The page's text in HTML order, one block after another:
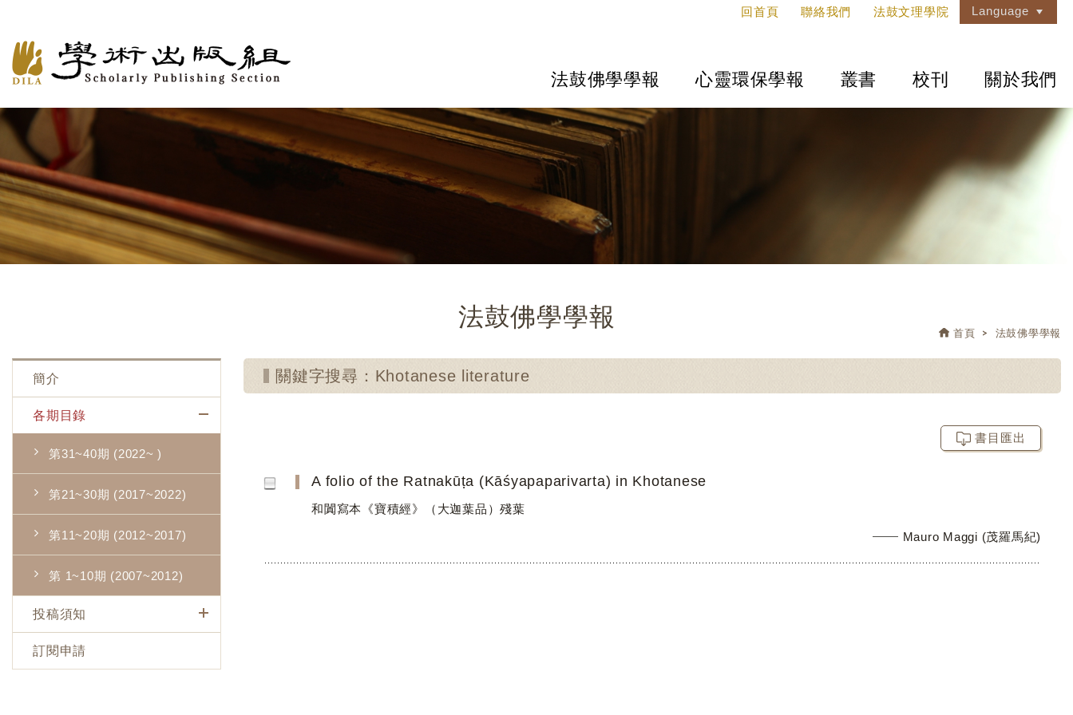
回首頁 聯絡我們 法鼓文理學院 Language
法鼓佛學學報 心靈環保學報 叢書 校刊 關於我們
法鼓佛學學報
首頁 法鼓佛學學報
簡介
各期目錄
第31~40期 (2022~ )
第21~30期 (2017~2022)
第11~20期 (2012~2017)
第 1~10期 (2007~2012)
投稿須知
訂閱申請
關鍵字搜尋：Khotanese literature
書目匯出
A folio of the Ratnakūṭa (Kāśyapaparivarta) in Khotanese
和闐寫本《寶積經》（大迦葉品）殘葉
Mauro Maggi (茂羅馬紀)